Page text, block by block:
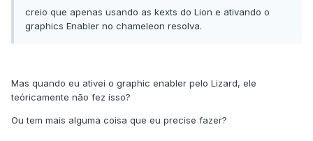
creio que apenas usando as kexts do Lion e ativando o
graphics Enabler no chameleon resolva.
Mas quando eu ativei o graphic enabler pelo Lizard, ele
teóricamente não fez isso?
Ou tem mais alguma coisa que eu precise fazer?